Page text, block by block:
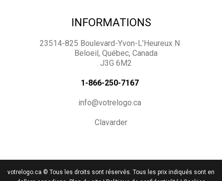
INFORMATIONS
23514-825 Boulevard-Yvon-L'Heureux N
Beloeil, Québec, Canada
J3G 6M2
1-866-250-7167
info@votrelogo.ca
Clavarder
votrelogo.ca © Tous les droits sont réservés. Tous les prix indiqués sont en